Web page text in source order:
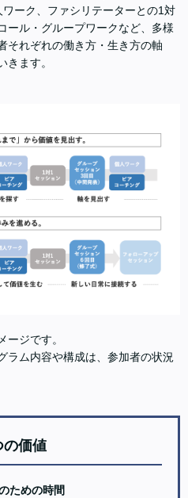
ーク、ファシリテーターとの1対
ール・グループワークなど、多様
それぞれの働き方・生き方の軸
きます。
ジです。
ラム内容や構成は、参加者の状況
の価値
ための時間